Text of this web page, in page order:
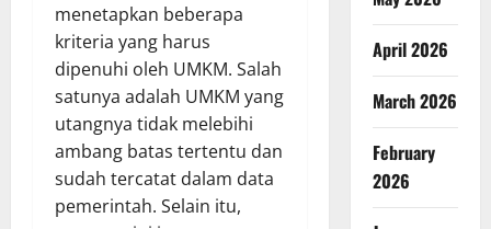
menetapkan beberapa
kriteria yang harus
dipenuhi oleh UMKM. Salah
satunya adalah UMKM yang
utangnya tidak melebihi
ambang batas tertentu dan
sudah tercatat dalam data
pemerintah. Selain itu,
April 2026
March 2026
February
2026